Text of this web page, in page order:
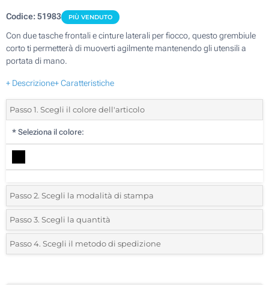
Codice:51983 PIÙ VENDUTO
Con due tasche frontali e cinture laterali per fiocco, questo grembiule
corto ti permetterà di muoverti agilmente mantenendo gli utensili a
portata di mano.
+ Descrizione+ Caratteristiche
Passo 1. Scegli il colore dell'articolo
* Seleziona il colore:
Passo 2. Scegli la modalità di stampa
*Seleziona la posizione di stampa e il colore del vostro logo:
1 Colore (Su un lato)
Passo 3. Scegli la quantità
*Quantità desiderata:
Passo 4. Scegli il metodo di spedizione